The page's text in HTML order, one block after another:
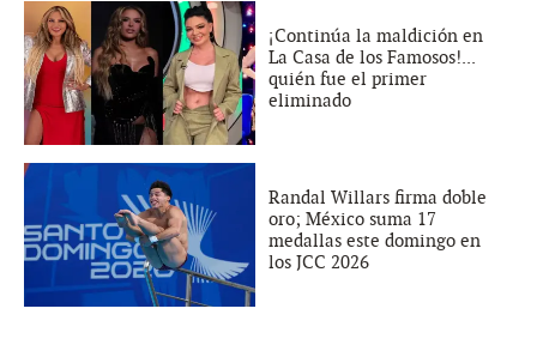
¡Continúa la maldición en
La Casa de los Famosos!...
quién fue el primer
eliminado
Randal Willars firma doble
oro; México suma 17
medallas este domingo en
los JCC 2026